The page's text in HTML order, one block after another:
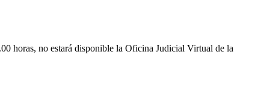
horas, no estará disponible la Oficina Judicial Virtual de la